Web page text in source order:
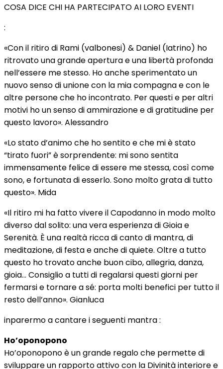
COSA DICE CHI HA PARTECIPATO AI LORO EVENTI
:
«Con il ritiro di Rami (valbonesi) & Daniel (Iatrino) ho
ritrovato una grande apertura e una libertà profonda
nell’essere me stesso. Ho anche sperimentato un
nuovo senso di unione con la mia compagna e con le
altre persone che ho incontrato. Per questi e per altri
motivi ho un senso di ammirazione e di gratitudine per
questo lavoro». Alessandro
«Lo stato d’animo che ho sentito e che mi è stato
“tirato fuori” è sorprendente: mi sono sentita
immensamente felice di essere me stessa, così come
sono, e fortunata di esserlo. Sono molto grata di tutto
questo». Mida
«Il ritiro mi ha fatto vivere il Capodanno in modo molto
diverso dal solito: una vera esperienza di Gioia e
Serenità. È una realtà ricca di canto di mantra, di
meditazione, di festa e anche di quiete. Oltre a tutto
questo ho trovato anche buon cibo, allegria, danza,
gioia… Consiglio a tutti di regalarsi questi giorni per
fermarsi e tornare a sé: porta molti benefici per tutto il
resto dell’anno». Gianluca
inparermo a cantare i seguenti mantra :
Ho’oponopono
Ho’oponopono è un grande regalo che permette di
sviluppare un rapporto attivo con la Divinità interiore e